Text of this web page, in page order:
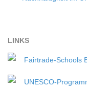
LINKS
Fairtrade-Schools
UNESCO-